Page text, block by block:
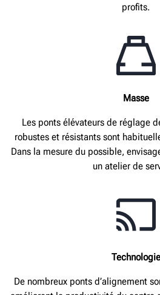
profits.
Masse
Les ponts élévateurs de réglage
robustes et résistants sont
Dans la mesure du possible,
un atelier de
Technologie
De nombreux ponts d’alignement